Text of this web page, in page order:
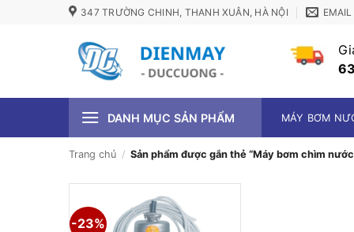
347 TRƯỜNG CHINH, THANH XUÂN, HÀ NỘI EMAIL
DANH MỤC SẢN PHẨM MÁY BƠM
Trang chủ / Sản phẩm được gắn thẻ “Máy bơm chìm
-23%